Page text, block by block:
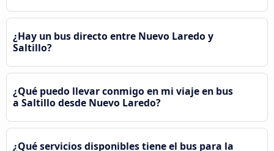
¿Hay un bus directo entre Nuevo Laredo y
Saltillo?
¿Qué puedo llevar conmigo en mi viaje en bus
a Saltillo desde Nuevo Laredo?
¿Qué servicios disponibles tiene el bus para la